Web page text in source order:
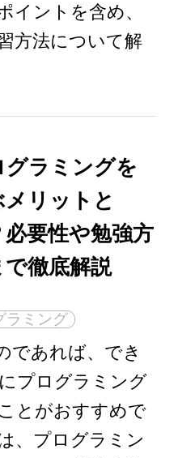
イントを含め、
方法について解
グラミングを
メリットと
必要性や勉強方
で徹底解説
ラミング
であれば、でき
プログラミング
とがおすすめで
、プログラミン